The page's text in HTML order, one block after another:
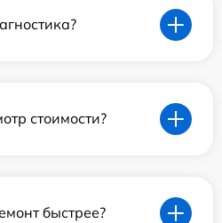
стоимости?
быстрее?